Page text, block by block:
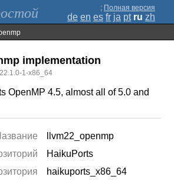
; Полная версия
de en es fr ja pt ru zh
implementation
1-x86_64
OpenMP 4.5, almost all of 5.0 and
llvm22_openmp
HaikuPorts
haikuports_x86_64